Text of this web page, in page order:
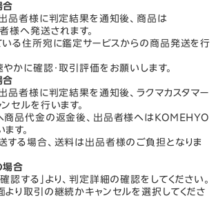
合
品者様に判定結果を通知後、商品は
様へ発送されます。
いる住所宛に鑑定サービスからの商品発送を行
かに確認・取引評価をお願いします。
合
品者様に判定結果を通知後、ラクマカスタマー
セルを行います。
商品代金の返金後、出品者様へはKOMEHYO
す。
する場合、送料は出品者様のご負担となりま
場合
認する」より、判定詳細の確認をしてください。
り取引の継続かキャンセルを選択してくださ